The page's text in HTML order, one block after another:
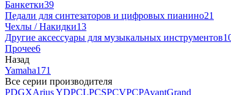
Банкетки39
Педали для синтезаторов и цифровых пианино21
Чехлы / Накидки13
Другие аксессуары для музыкальных инструментов
Прочее6
Назад
Yamaha171
Все серии производителя
PDGXArius YDPCLPCSPCVPCPAvantGrand